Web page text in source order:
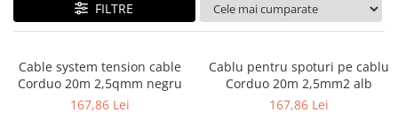
Familia Gove
Familia Luena
Plafoniere
Spoturi de grădină
Spoturi de pardoseală
Spoturi incastrabile
Seturi de becuri
Impachetare simplă
Seturi de becuri
Conectori Pro
Profile
Set complet
Plafoniere
Office
Iluminat pe șină
FILTRE
Cable system tension cable
Corduo 20m 2,5qmm negru
167,86 Lei
Cablu pentru spoturi pe cablu
Corduo 20m 2,5mm2 alb
167,86 Lei